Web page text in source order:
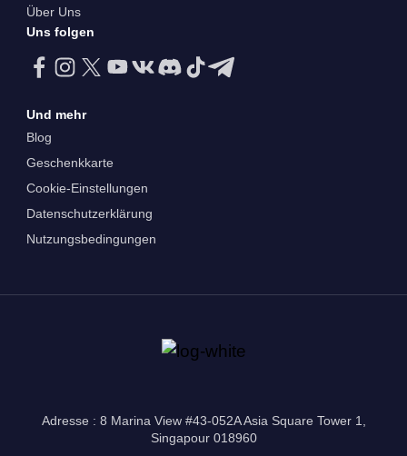
Über Uns
Uns folgen
Und mehr
Blog
Geschenkkarte
Cookie-Einstellungen
Datenschutzerklärung
Nutzungsbedingungen
Adresse : 8 Marina View #43-052A Asia Square Tower 1,
Singapour 018960